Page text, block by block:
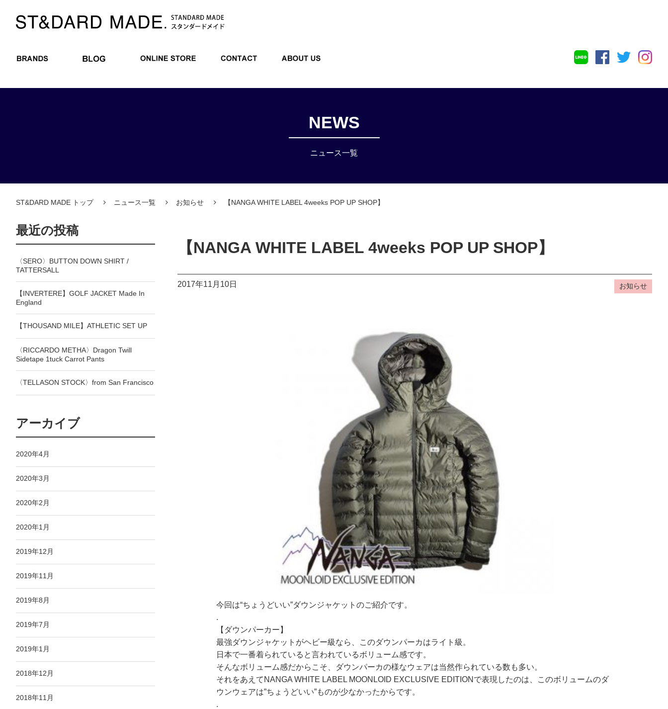
BRANDS ONLINE STORE CONTACT
NEWS
ニュース一覧
ST&DARD MADE トップ ニュース一覧 お知らせ 【NANGA WHITE LABEL 4weeks POP UP SHOP】
最近の投稿
〈SERO〉BUTTON DOWN SHIRT /
TATTERSALL
【INVERTERE】GOLF JACKET Made In
England
【THOUSAND MILE】ATHLETIC SET UP
〈RICCARDO METHA〉Dragon Twill
Sidetape 1tuck Carrot Pants
〈TELLASON STOCK〉from San Francisco
アーカイブ
2020年4月
2020年3月
2020年2月
2020年1月
2019年12月
2019年11月
2019年8月
2019年7月
2019年1月
2018年12月
2018年11月
【NANGA WHITE LABEL 4weeks POP UP SHOP】
2017年11月10日 お知らせ
今回は“ちょうどいい”ダウンジャケットのご紹介です。
.
【ダウンパーカー】
最強ダウンジャケットがヘビー級なら、このダウンパーカはライト級。
日本で一番着られていると言われているボリューム感です。
そんなボリューム感だからこそ、ダウンパーカの様なウェアは当然作られている数も多い。
それをあえてNANGA WHITE LABEL MOONLOID EXCLUSIVE EDITIONで表現したのは、このボリュームのダ
ウンウェアは”ちょうどいい”ものが少なかったからです。
.